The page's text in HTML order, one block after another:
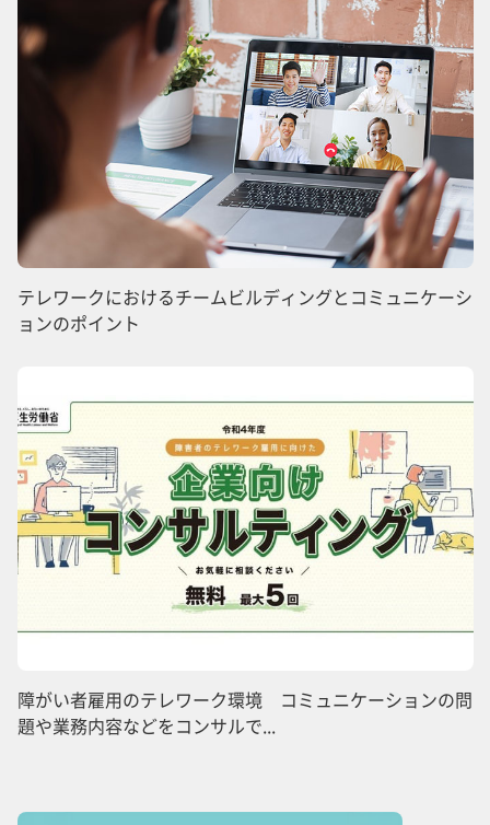
テレワークにおけるチームビルディングとコミュニケーシ
ョンのポイント
障がい者雇用のテレワーク環境 コミュニケーションの問
題や業務内容などをコンサルで...